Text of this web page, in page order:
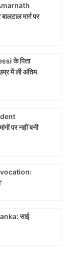
मार्ग पर
के पिता
में ली अंतिम
पर नहीं बनी
साई